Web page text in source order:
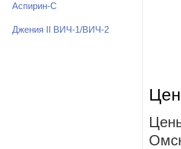
Аспирин-С
Джения II ВИЧ-1/ВИЧ-2